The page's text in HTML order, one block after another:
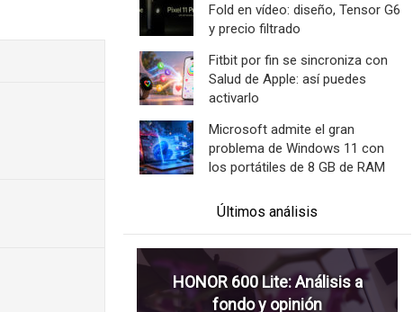
Fold en vídeo: diseño, Tensor G6
y precio filtrado
Fitbit por fin se sincroniza con
Salud de Apple: así puedes
activarlo
Microsoft admite el gran
problema de Windows 11 con
los portátiles de 8 GB de RAM
Últimos análisis
HONOR 600 Lite: Análisis a
fondo y opinión